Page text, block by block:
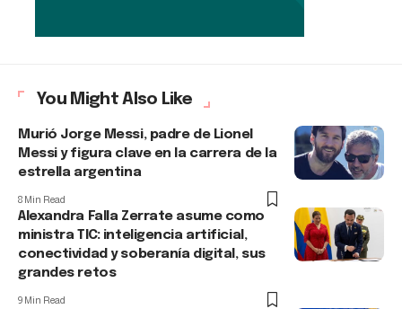
You Might Also Like
Murió Jorge Messi, padre de Lionel
Messi y figura clave en la carrera de la
estrella argentina
8 Min Read
Alexandra Falla Zerrate asume como
ministra TIC: inteligencia artificial,
conectividad y soberanía digital, sus
grandes retos
9 Min Read